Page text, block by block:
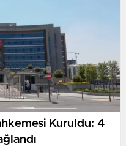
Kuruldu: 4